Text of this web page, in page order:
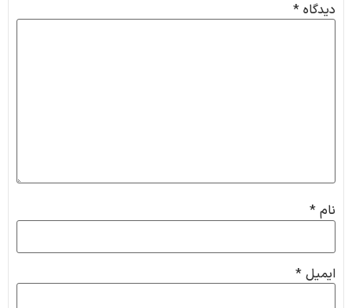
دیدگاه *
نام *
ایمیل *